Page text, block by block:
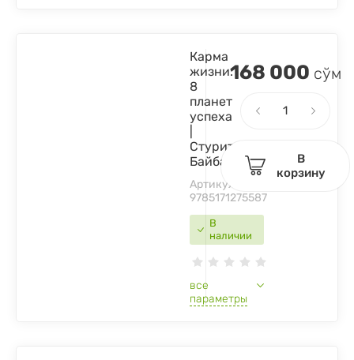
В
наличии
Карма
жизни:
8
планет
успеха
Стурите
Байба
Артикул:
9785171275587
все
параметры
168 000 сўм
В
корзину